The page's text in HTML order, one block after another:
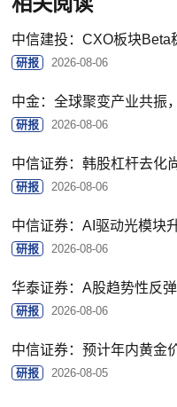
中信建投：CXO板块Beta
研报 2026-08-06
中金：全球聚变产业共振
研报 2026-08-06
中信证券：韩股杠杆去化
研报 2026-08-06
中信证券：AI驱动光模块
研报 2026-08-06
华泰证券：A股趋势性反
研报 2026-08-06
中信证券：预计年内黄金
研报 2026-08-05